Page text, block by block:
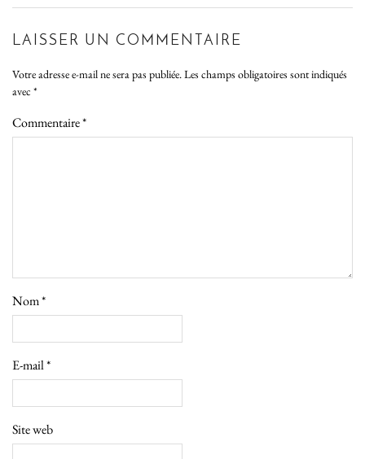
LAISSER UN COMMENTAIRE
Votre adresse e-mail ne sera pas publiée.Les champs obligatoires sont indiqués
avec *
Commentaire*
Nom*
E-mail*
Site web